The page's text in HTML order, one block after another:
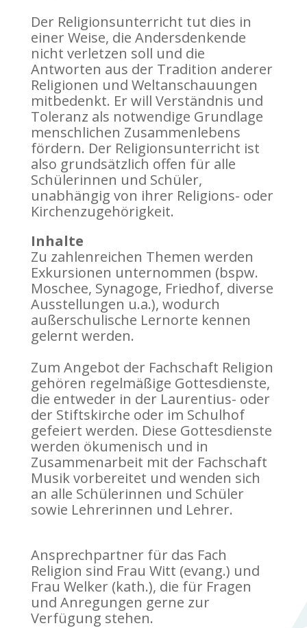
Der Religionsunterricht tut dies in
einer Weise, die Andersdenkende
nicht verletzen soll und die
Antworten aus der Tradition anderer
Religionen und Weltanschauungen
mitbedenkt. Er will Verständnis und
Toleranz als notwendige Grundlage
menschlichen Zusammenlebens
fördern. Der Religionsunterricht ist
also grundsätzlich offen für alle
Schülerinnen und Schüler,
unabhängig von ihrer Religions- oder
Kirchenzugehörigkeit.
Inhalte
Zu zahlenreichen Themen werden
Exkursionen unternommen (bspw.
Moschee, Synagoge, Friedhof, diverse
Ausstellungen u.a.), wodurch
außerschulische Lernorte kennen
gelernt werden.
Zum Angebot der Fachschaft Religion
gehören regelmäßige Gottesdienste,
die entweder in der Laurentius- oder
der Stiftskirche oder im Schulhof
gefeiert werden. Diese Gottesdienste
werden ökumenisch und in
Zusammenarbeit mit der Fachschaft
Musik vorbereitet und wenden sich
an alle Schülerinnen und Schüler
sowie Lehrerinnen und Lehrer.
Ansprechpartner für das Fach
Religion sind Frau Witt (evang.) und
Frau Welker (kath.), die für Fragen
und Anregungen gerne zur
Verfügung stehen.